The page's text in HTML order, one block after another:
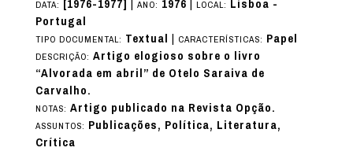
DATA: ANO: LOCAL:
Portugal
TIPO DOCUMENTAL: Textual | CARACTERÍSTICAS: Papel
DESCRIÇÃO: Artigo elogioso sobre o livro
“Alvorada em abril” de Otelo Saraiva de
Carvalho.
NOTAS: Artigo publicado na Revista Opção.
ASSUNTOS: Publicações, Política, Literatura,
Crítica